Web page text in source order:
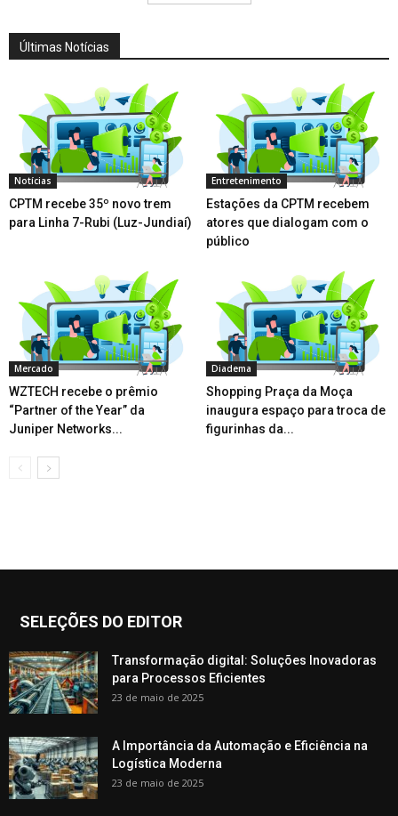
Últimas Notícias
Notícias
CPTM recebe 35º novo trem
para Linha 7-Rubi (Luz-Jundiaí)
Entretenimento
Estações da CPTM recebem
atores que dialogam com o
público
Mercado
WZTECH recebe o prêmio
“Partner of the Year” da
Juniper Networks...
Diadema
Shopping Praça da Moça
inaugura espaço para troca de
figurinhas da...
SELEÇÕES DO EDITOR
Transformação digital: Soluções Inovadoras
para Processos Eficientes
23 de maio de 2025
A Importância da Automação e Eficiência na
Logística Moderna
23 de maio de 2025